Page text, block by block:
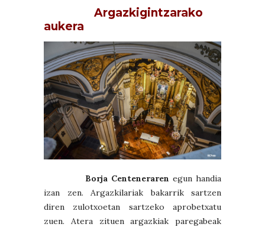
Argazkigintzarako
aukera
Borja Centeneraren egun handia
izan zen. Argazkilariak bakarrik sartzen
diren zulotxoetan sartzeko aprobetxatu
zuen. Atera zituen argazkiak paregabeak